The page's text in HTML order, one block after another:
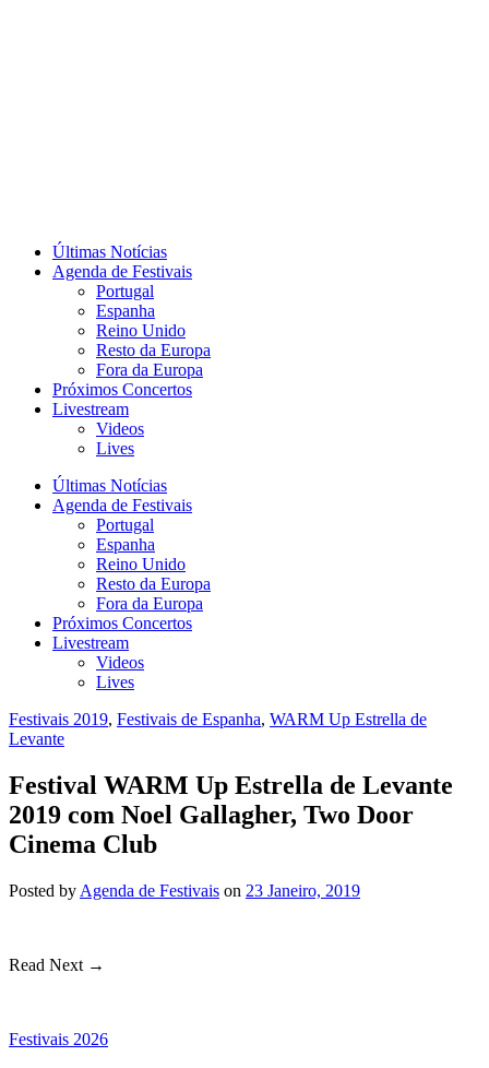
Últimas Notícias
Agenda de Festivais
Portugal
Espanha
Reino Unido
Resto da Europa
Fora da Europa
Próximos Concertos
Livestream
Videos
Lives
Últimas Notícias
Agenda de Festivais
Portugal
Espanha
Reino Unido
Resto da Europa
Fora da Europa
Próximos Concertos
Livestream
Videos
Lives
Festivais 2019, Festivais de Espanha, WARM Up Estrella de
Levante
Festival WARM Up Estrella de Levante
2019 com Noel Gallagher, Two Door
Cinema Club
Posted by Agenda de Festivais on 23 Janeiro, 2019
Read Next →
Festivais 2026